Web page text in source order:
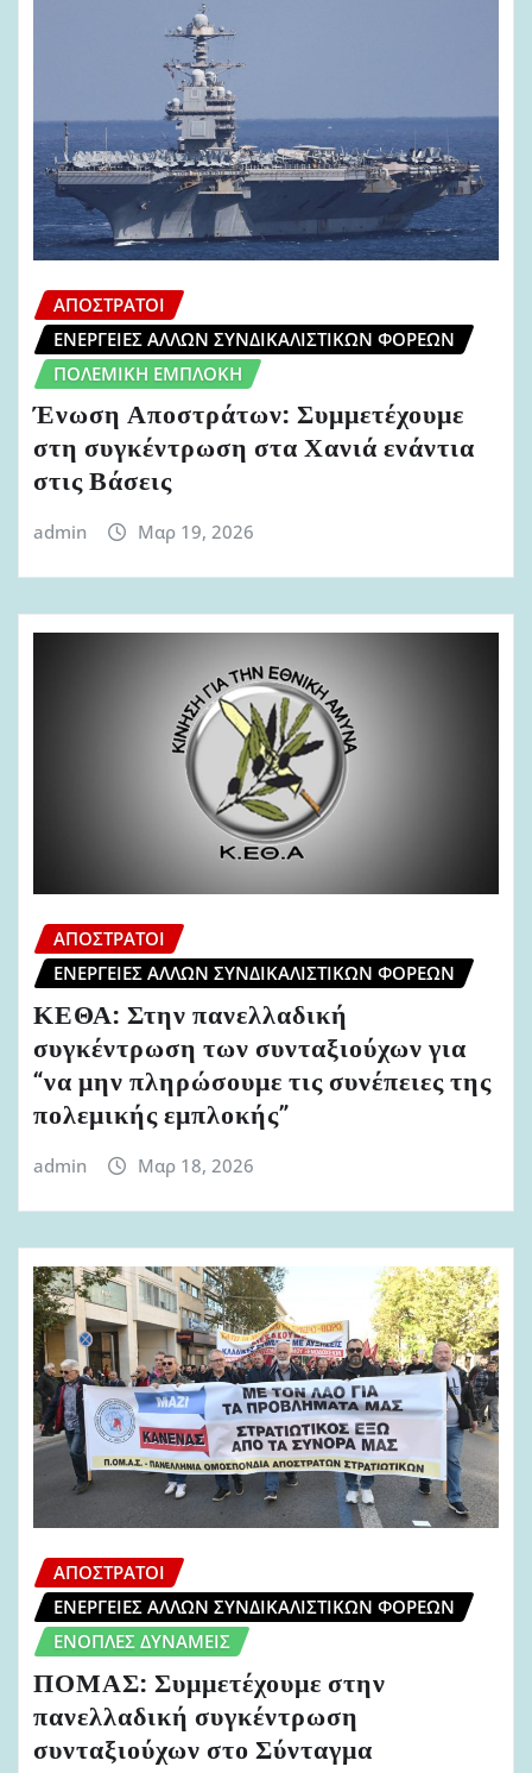
ΑΠΌΣΤΡΑΤΟΙ
ΕΝΈΡΓΕΙΕΣ ΆΛΛΩΝ ΣΥΝΔΙΚΑΛΙΣΤΙΚΏΝ ΦΟΡΈΩΝ
ΠΟΛΕΜΙΚΉ ΕΜΠΛΟΚΉ
Ένωση Αποστράτων: Συμμετέχουμε
στη συγκέντρωση στα Χανιά ενάντια
στις Βάσεις
admin Μαρ 19, 2026
ΑΠΌΣΤΡΑΤΟΙ
ΕΝΈΡΓΕΙΕΣ ΆΛΛΩΝ ΣΥΝΔΙΚΑΛΙΣΤΙΚΏΝ ΦΟΡΈΩΝ
ΚΕΘΑ: Στην πανελλαδική
συγκέντρωση των συνταξιούχων για
“να μην πληρώσουμε τις συνέπειες της
πολεμικής εμπλοκής”
admin Μαρ 18, 2026
ΑΠΌΣΤΡΑΤΟΙ
ΕΝΈΡΓΕΙΕΣ ΆΛΛΩΝ ΣΥΝΔΙΚΑΛΙΣΤΙΚΏΝ ΦΟΡΈΩΝ
ΈΝΟΠΛΕΣ ΔΥΝΆΜΕΙΣ
ΠΟΜΑΣ: Συμμετέχουμε στην
πανελλαδική συγκέντρωση
συνταξιούχων στο Σύνταγμα